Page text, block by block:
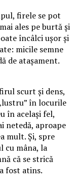
firele se pot
ales pe burtă și
încâlci ușor și
micile semne
de atașament.
scurt și dens,
în locurile
în același fel,
netedă, aproape
mult. Și, spre
cu mâna, la
că se strică
fost atins.